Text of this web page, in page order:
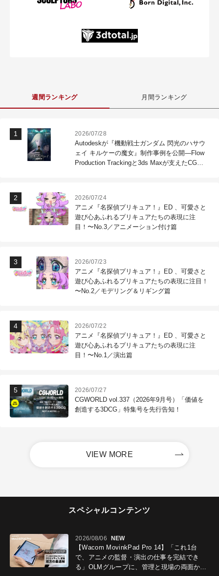
週間ランキング 月間ランキング
2026/07/28
Autodeskが『機動戦士ガンダム 閃光のハサウ
ェイ キルケーの魔女』制作事例を公開―Flow
Production Trackingと3ds Maxが支えたCG制
2026/07/24
アニメ『名探偵プリキュア！』ED 、可愛さと
遊び心あふれるプリキュアたちの表現に注
目！〜No.3／アニメーション付け篇
2026/07/23
アニメ『名探偵プリキュア！』ED 、可愛さと
遊び心あふれるプリキュアたちの表現に注目！
〜No.2／モデリング＆リギング篇
2026/07/22
アニメ『名探偵プリキュア！』ED 、可愛さと
遊び心あふれるプリキュアたちの表現に注
目！〜No.1／演出篇
2026/07/27
CGWORLD vol.337（2026年9月号）「価値を
創造する3DCG」特集号を先行告知！
VIEW MORE
スペシャルコンテンツ
2026/08/06 NEW
【Wacom MovinkPad Pro 14】「これ1台
で、アニメの監督・演出の仕事を完結でき
る」OLMグループに、管理と現場の両面から